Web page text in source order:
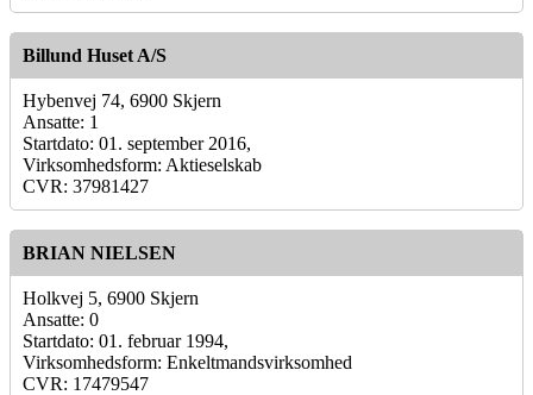
Billund Huset A/S
Hybenvej 74, 6900 Skjern
Ansatte: 1
Startdato: 01. september 2016,
Virksomhedsform: Aktieselskab
CVR: 37981427
BRIAN NIELSEN
Holkvej 5, 6900 Skjern
Ansatte: 0
Startdato: 01. februar 1994,
Virksomhedsform: Enkeltmandsvirksomhed
CVR: 17479547